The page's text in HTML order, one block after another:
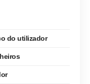
do utilizador